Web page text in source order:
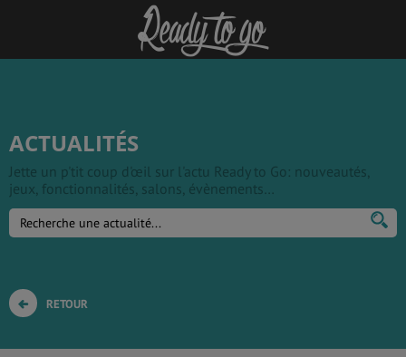
ACTUALITÉS
Jette un p'tit coup d'œil sur l'actu Ready to Go: nouveautés,
jeux, fonctionnalités, salons, évènements…
RETOUR